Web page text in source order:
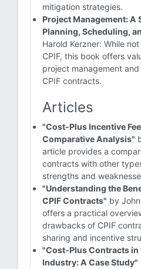
mitigation strategies.
Project Management: A
Planning, Scheduling,
Harold Kerzner: While
CPIF, this book offers
project management
CPIF contracts.
Articles
"Cost-Plus Incentive
Comparative Analysis"
article provides a
contracts with other
strengths and
"Understanding the
CPIF Contracts" by
offers a practical
drawbacks of CPIF
sharing and incentive
"Cost-Plus Contracts
Industry: A Case Study"